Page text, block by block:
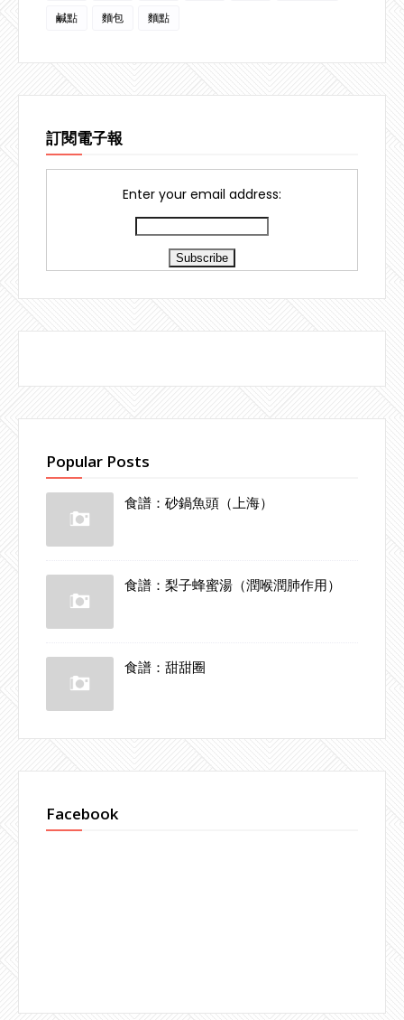
鹹點 麵包 麵點
訂閱電子報
Enter your email address:
Popular Posts
食譜：砂鍋魚頭（上海）
食譜：梨子蜂蜜湯（潤喉潤肺作用）
食譜：甜甜圈
Facebook